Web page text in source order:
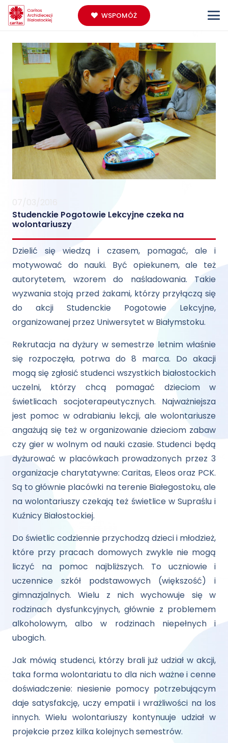
WSPOMÓŻ
Studenckie Pogotowie Lekcyjne czeka na
wolontariuszy
Dzielić się wiedzą i czasem, pomagać, ale i
motywować do nauki. Być opiekunem, ale też
autorytetem, wzorem do naśladowania. Takie
wyzwania stoją przed żakami, którzy przyłączą się
do akcji Studenckie Pogotowie Lekcyjne,
organizowanej przez Uniwersytet w Białymstoku.
Rekrutacja na dyżury w semestrze letnim właśnie
się rozpoczęła, potrwa do 8 marca. Do akacji
mogą się zgłosić studenci wszystkich białostockich
uczelni, którzy chcą pomagać dzieciom w
świetlicach socjoterapeutycznych. Najważniejsza
jest pomoc w odrabianiu lekcji, ale wolontariusze
angażują się też w organizowanie dzieciom zabaw
czy gier w wolnym od nauki czasie. Studenci będą
dyżurować w placówkach prowadzonych przez 3
organizacje charytatywne: Caritas, Eleos oraz PCK.
Są to głównie placówki na terenie Białegostoku, ale
na wolontariuszy czekają też świetlice w Supraślu i
Kuźnicy Białostockiej.
Do świetlic codziennie przychodzą dzieci i młodzież,
które przy pracach domowych zwykle nie mogą
liczyć na pomoc najbliższych. To uczniowie i
uczennice szkół podstawowych (większość) i
gimnazjalnych. Wielu z nich wychowuje się w
rodzinach dysfunkcyjnych, głównie z problemem
alkoholowym, albo w rodzinach niepełnych i
ubogich.
Jak mówią studenci, którzy brali już udział w akcji,
taka forma wolontariatu to dla nich ważne i cenne
doświadczenie: niesienie pomocy potrzebującym
daje satysfakcję, uczy empatii i wrażliwości na los
innych. Wielu wolontariuszy kontynuuje udział w
projekcie przez kilka kolejnych semestrów.